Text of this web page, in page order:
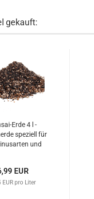
gekauft:
Erde 4 l -
speziell für
und
EUR
EUR pro Liter